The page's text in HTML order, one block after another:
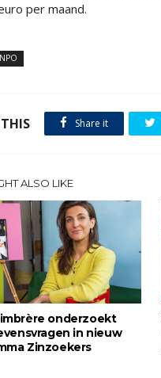
per maand.
NPO
Share it
ALSO LIKE
onderzoekt
in nieuw
Zinzoekers